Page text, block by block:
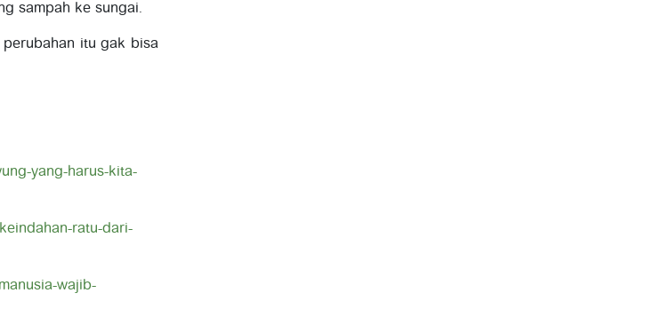
sampah ke sungai.
itu gak bisa
yang-harus-kita-
ratu-dari-
wajib-